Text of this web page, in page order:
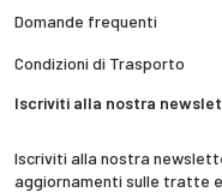
Domande frequenti
Condizioni di Trasporto
Iscriviti alla nostra
Iscriviti alla nostra
aggiornamenti sulle tratte e